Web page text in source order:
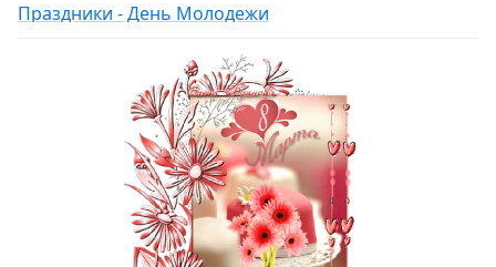
Праздники - День Молодежи